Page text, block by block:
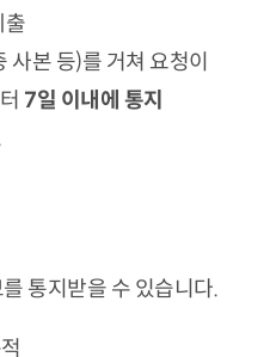
출
사본 등)를 거쳐 요청이
7일 이내에 통지
통지받을 수 있습니다.